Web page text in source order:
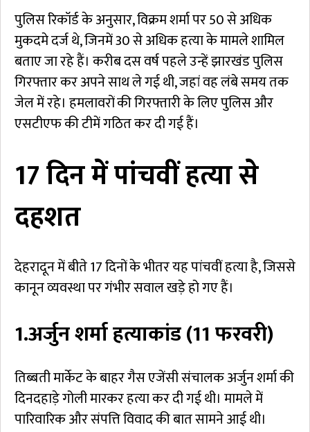
पुलिस रिकॉर्ड के अनुसार, विक्रम शर्मा पर 50 से अधिक
मुकदमे दर्ज थे, जिनमें 30 से अधिक हत्या के मामले शामिल
बताए जा रहे हैं। करीब दस वर्ष पहले उन्हें झारखंड पुलिस
गिरफ्तार कर अपने साथ ले गई थी, जहां वह लंबे समय तक
जेल में रहे। हमलावरों की गिरफ्तारी के लिए पुलिस और
एसटीएफ की टीमें गठित कर दी गई हैं।
17 दिन में पांचवीं हत्या से
दहशत
देहरादून में बीते 17 दिनों के भीतर यह पांचवीं हत्या है, जिससे
कानून व्यवस्था पर गंभीर सवाल खड़े हो गए हैं।
1.अर्जुन शर्मा हत्याकांड (11 फरवरी)
तिब्बती मार्केट के बाहर गैस एजेंसी संचालक अर्जुन शर्मा की
दिनदहाड़े गोली मारकर हत्या कर दी गई थी। मामले में
पारिवारिक और संपत्ति विवाद की बात सामने आई थी।